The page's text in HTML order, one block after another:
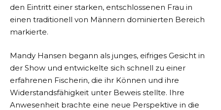
den Eintritt einer starken, entschlossenen Frau in
einen traditionell von Männern dominierten Bereich
markierte.
Mandy Hansen begann als junges, eifriges Gesicht in
der Show und entwickelte sich schnell zu einer
erfahrenen Fischerin, die ihr Können und ihre
Widerstandsfähigkeit unter Beweis stellte. Ihre
Anwesenheit brachte eine neue Perspektive in die